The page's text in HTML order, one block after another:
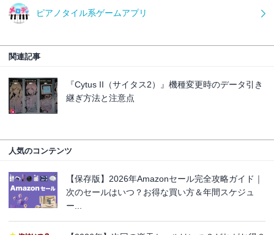
ピアノタイル系ゲームアプリ
関連記事
『Cytus II（サイタス2）』機種変更時のデータ引き
継ぎ方法と注意点
人気のコンテンツ
【保存版】2026年Amazonセール完全攻略ガイド｜
次のセールはいつ？お得な買い方＆年間スケジュ
ー...